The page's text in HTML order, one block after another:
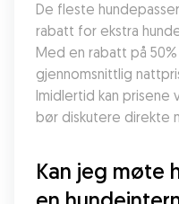
De fleste
rabatt for ekstra
Med en rabatt på
gjennomsnittlig
Imidlertid kan prisene
bør diskutere direkte
Kan jeg møte